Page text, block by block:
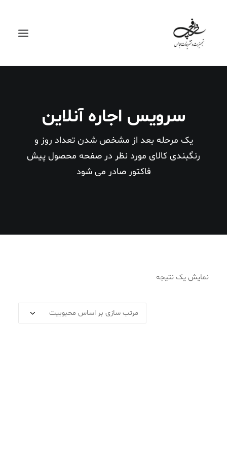
سرویس اجاره آنلاین
یک مرحله بعد از مشخص شدن تعداد روز و
رنگبندی کالای مورد نظر در صفحه محصول پیش
فاکتور صادر می شود
نمایش یک نتیجه